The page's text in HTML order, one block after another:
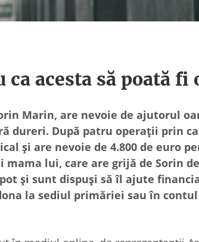
acesta să poată fi
Marin, are nevoie de ajutorul
dureri. După patru operații prin
și are nevoie de 4.800 de euro
lui, care are grijă de Sorin
și sunt dispuși să îl ajute
la sediul primăriei sau în